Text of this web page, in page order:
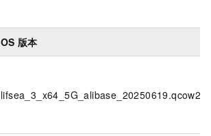
OS 版本
lifsea_3_x64_5G_alibase_20250619.qcow2